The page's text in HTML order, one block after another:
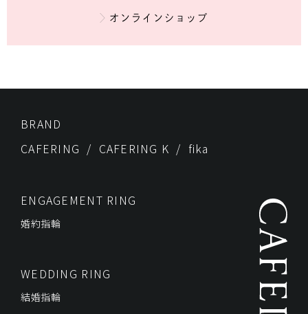
オンラインショップ
BRAND
CAFERING
CAFERING K fika
ENGAGEMENT RING
婚約指輪
WEDDING RING
結婚指輪